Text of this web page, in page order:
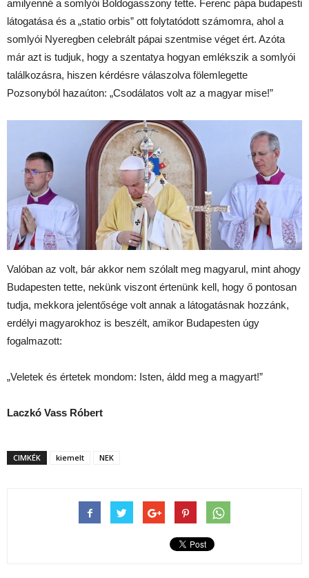
amilyenné a somlyói Boldogasszony tette. Ferenc pápa budapesti
látogatása és a „statio orbis” ott folytatódott számomra, ahol a
somlyói Nyeregben celebrált pápai szentmise véget ért. Azóta
már azt is tudjuk, hogy a szentatya hogyan emlékszik a somlyói
találkozásra, hiszen kérdésre válaszolva fölemlegette
Pozsonyból hazaúton: „Csodálatos volt az a magyar mise!”
Valóban az volt, bár akkor nem szólalt meg magyarul, mint ahogy
Budapesten tette, nekünk viszont értenünk kell, hogy ő pontosan
tudja, mekkora jelentősége volt annak a látogatásnak hozzánk,
erdélyi magyarokhoz is beszélt, amikor Budapesten úgy
fogalmazott:
„Veletek és értetek mondom: Isten, áldd meg a magyart!”
Laczkó Vass Róbert
CIMKÉK kiemelt NEK